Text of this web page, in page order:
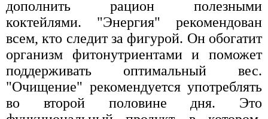
дополнить рацион полезными
коктейлями. "Энергия" рекомендован
всем, кто следит за фигурой. Он обогатит
организм фитонутриентами и поможет
поддерживать оптимальный вес.
"Очищение" рекомендуется употреблять
во второй половине дня. Это